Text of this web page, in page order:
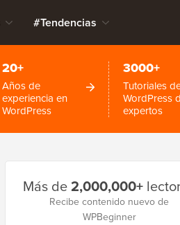
#Tendencias
20+
Años de
experiencia en
WordPress
3000+
Tutoriales
WordPress
expertos
lateral
Más de2,000,000+
Recibe contenido nuevo de
WPBeginner